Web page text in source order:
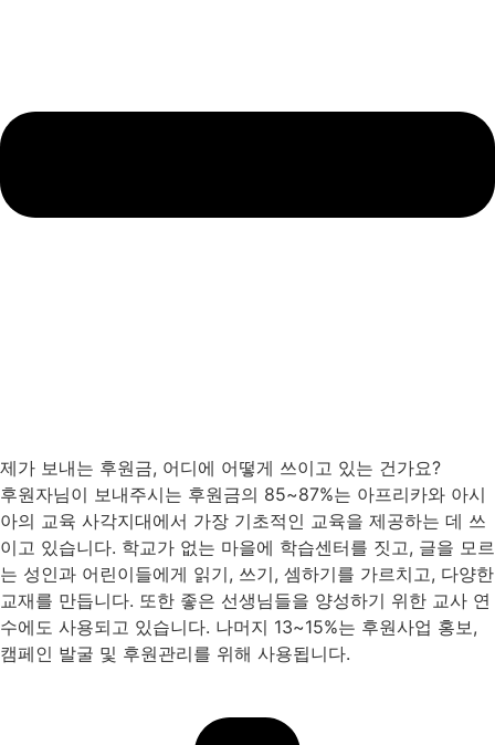
제가 보내는 후원금, 어디에 어떻게 쓰이고 있는 건가요?
후원자님이 보내주시는 후원금의 85~87%는 아프리카와 아시
아의 교육 사각지대에서 가장 기초적인 교육을 제공하는 데 쓰
이고 있습니다. 학교가 없는 마을에 학습센터를 짓고, 글을 모르
는 성인과 어린이들에게 읽기, 쓰기, 셈하기를 가르치고, 다양한
교재를 만듭니다. 또한 좋은 선생님들을 양성하기 위한 교사 연
수에도 사용되고 있습니다. 나머지 13~15%는 후원사업 홍보,
캠페인 발굴 및 후원관리를 위해 사용됩니다.